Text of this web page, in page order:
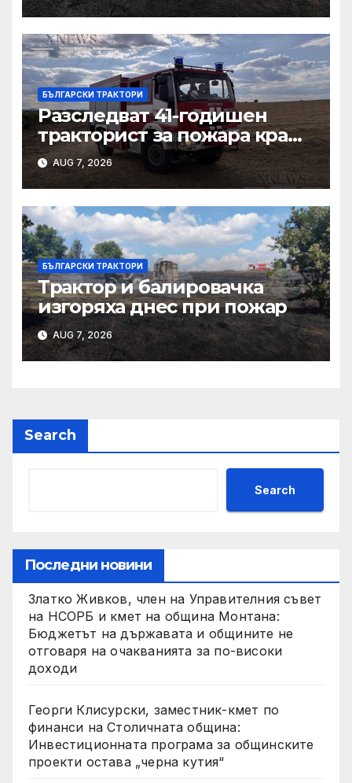
тополовградското село
Българска поляна
БЪЛГАРСКИ ТРАКТОРИ
Разследват 41-годишен
тракторист за пожара край
Българска поляна
AUG 7, 2026
БЪЛГАРСКИ ТРАКТОРИ
Трактор и балировачка
изгоряха днес при пожар
AUG 7, 2026
Search
Search
Последни новини
Златко Живков, член на Управителния съвет
на НСОРБ и кмет на община Монтана:
Бюджетът на държавата и общините не
отговаря на очакванията за по-високи
доходи
Георги Клисурски, заместник-кмет по
финанси на Столичната община:
Инвестиционната програма за общинските
проекти остава „черна кутия“